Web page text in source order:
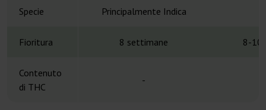
Specie Principalmente Indica
Fioritura 8 settimane 8-10
Contenuto
di THC
-